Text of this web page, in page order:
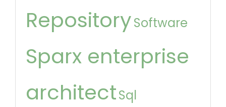
RepositorySoftware
Sparx enterprise
architectSql